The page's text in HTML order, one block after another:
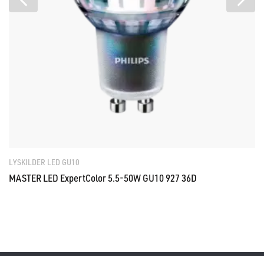
LYSKILDER LED GU10
MASTER LED ExpertColor 5.5-50W GU10 927 36D